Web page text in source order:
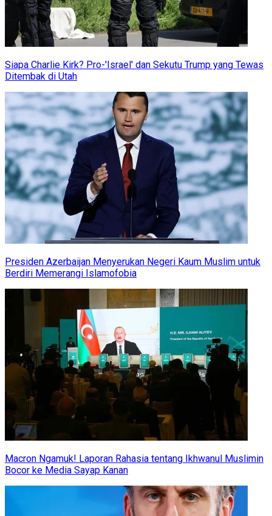
Siapa Charlie Kirk? Pro-'Israel' dan Sekutu Trump yang Tewas
Ditembak di Utah
Presiden Azerbaijan Menyerukan Negeri Kaum Muslim untuk
Berdiri Memerangi Islamofobia
Macron Ngamuk! Laporan Rahasia tentang Ikhwanul Muslimin
Bocor ke Media Sayap Kanan